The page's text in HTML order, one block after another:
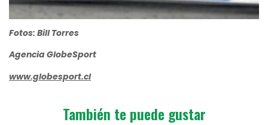
Fotos: Bill Torres
Agencia GlobeSport
www.globesport.cl
También te puede gustar